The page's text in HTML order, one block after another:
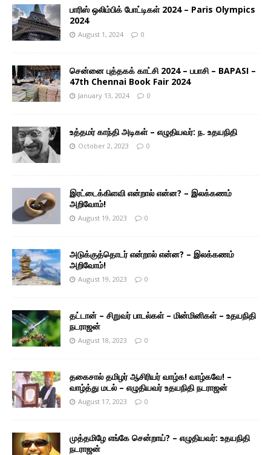
பாரிஸ் ஒலிம்பிக் போட்டிகள் 2024 – Paris Olympics
2024
August 1, 2024 0
சென்னை புத்தகக் காட்சி 2024 – பபாசி – BAPASI –
47th Chennai Book Fair 2024
January 13, 2024 0
உத்தமர் காந்தி அடிகள் – எழுதியவர்: ந. உதயநிதி
October 2, 2023 0
இரட்டைக்கிளவி என்றால் என்ன? – இலக்கணம்
அறிவோம்!
August 19, 2023 0
அடுக்குத்தொடர் என்றால் என்ன? – இலக்கணம்
அறிவோம்!
August 19, 2023 0
தட்டான் – சிறுவர் பாடல்கள் – மின்மினிகள் – உதயநிதி
நடராஜன்
August 18, 2023 0
தகைசால் தமிழர் ஆசிரியர் வாழ்க! வாழ்கவே! –
வாழ்த்து மடல் – எழுதியவர் உதயநிதி நடராஜன்
August 17, 2023 0
முத்தமிழே எங்கே சென்றாய்? – எழுதியவர்: உதயநிதி
நடராஜன்